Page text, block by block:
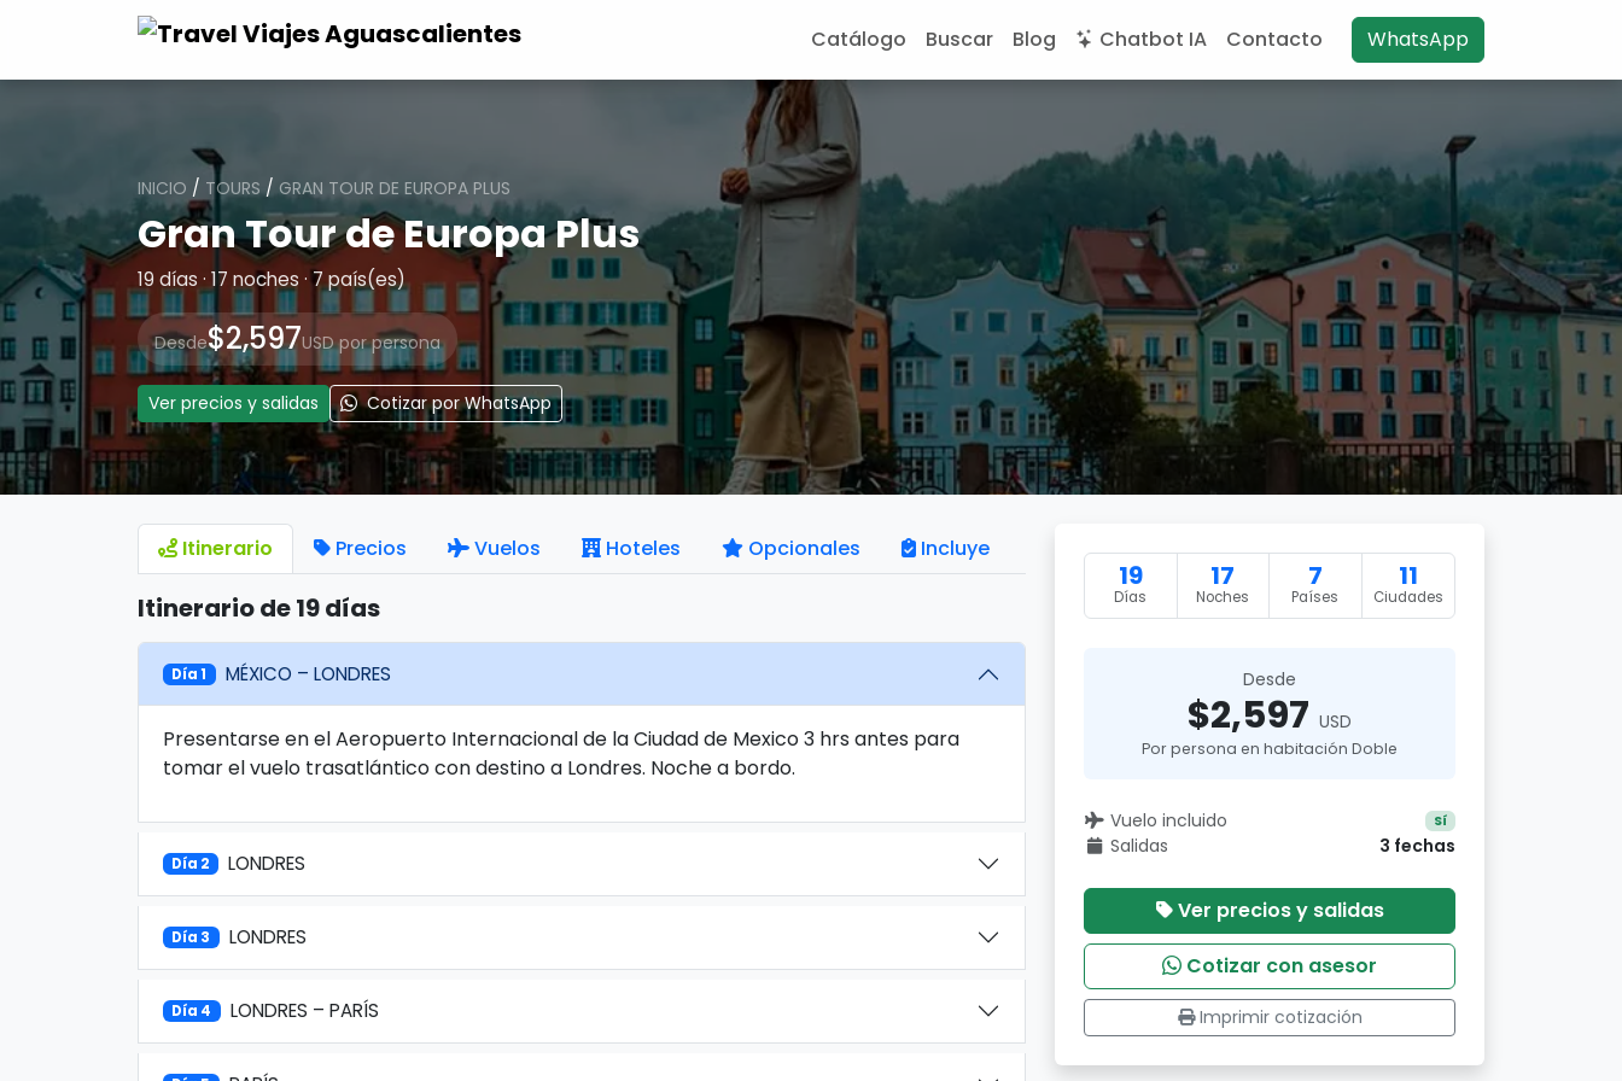
Catálogo Buscar Blog Chatbot IA Contacto WhatsApp
INICIO / TOURS/GRAN TOUR DE EUROPA PLUS
Gran Tour de Europa Plus
19 días · 17 noches · 7 país(es)
Desde$2,597USD por persona
Ver precios y salidas Cotizar por WhatsApp
Itinerario Precios Vuelos Hoteles Opcionales Incluye
Itinerario de 19 días
Día 1 MÉXICO – LONDRES
Presentarse en el Aeropuerto Internacional de la Ciudad de Mexico 3 hrs antes para
tomar el vuelo trasatlántico con destino a Londres. Noche a bordo.
Día 2 LONDRES
Día 3 LONDRES
Día 4 LONDRES – PARÍS
19
Días
17
Noches
7
Países
11
Ciudades
Desde
$2,597 USD
Por persona en habitación Doble
Vuelo incluido Sí
Salidas 3 fechas
Ver precios y salidas
Cotizar con asesor
Imprimir cotización